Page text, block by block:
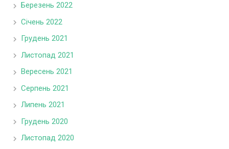
Березень 2022
Січень 2022
Грудень 2021
Листопад 2021
Вересень 2021
Серпень 2021
Липень 2021
Грудень 2020
Листопад 2020